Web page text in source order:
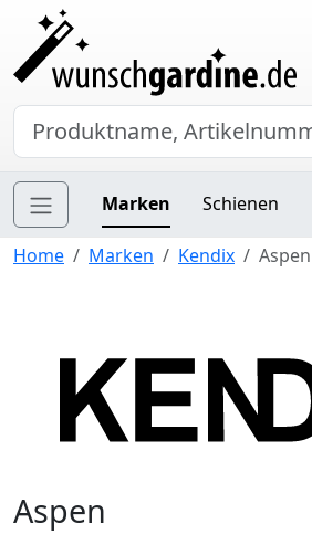
Marken Schienen
Home Marken Kendix Aspen
Aspen